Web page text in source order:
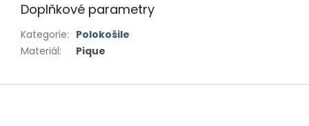
Doplňkové parametry
Kategorie: Polokošile
Materiál: Pique
Z